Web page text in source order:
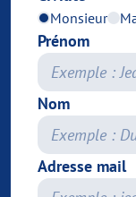
Monsieur
Prénom
Nom
Adresse mail